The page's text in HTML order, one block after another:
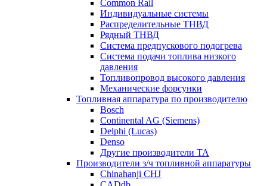
Common Rail
Индивидуальные системы
Распределительные ТНВД
Рядный ТНВД
Система предпускового подогрева
Система подачи топлива низкого
давления
Топливопровод высокого давления
Механические форсунки
Топливная аппаратура по производителю
Bosch
Continental AG (Siemens)
Delphi (Lucas)
Denso
Другие производители ТА
Производители з/ч топливной аппаратуры
Chinahanji CHJ